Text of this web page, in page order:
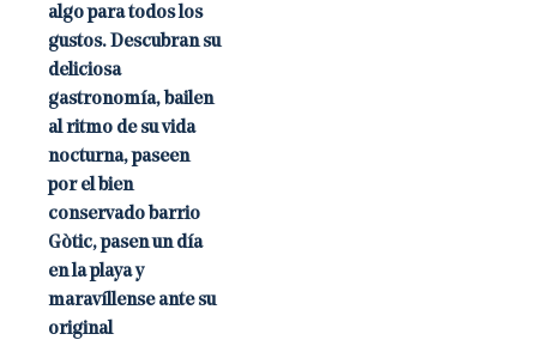
algo para todos los
gustos. Descubran su
deliciosa
gastronomía, bailen
al ritmo de su vida
nocturna, paseen
por el bien
conservado barrio
Gòtic, pasen un día
en la playa y
maravíllense ante su
original